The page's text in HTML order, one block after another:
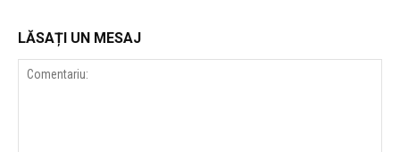
LĂSAȚI UN MESAJ